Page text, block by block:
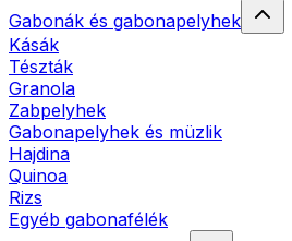
Gabonák és gabonapelyhek
Kásák
Tészták
Granola
Zabpelyhek
Gabonapelyhek és müzlik
Hajdina
Quinoa
Rizs
Egyéb gabonafélék